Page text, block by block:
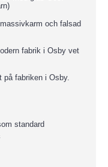
och falsad
fabrik i Osby vet
på fabriken i Osby.
standard